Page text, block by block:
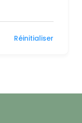
Réinitialiser